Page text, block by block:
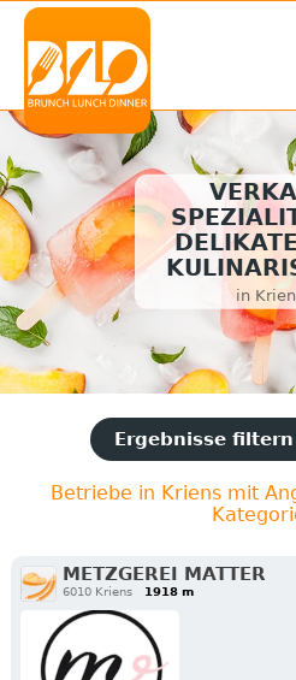
in
Ergebnisse
Betriebe in Kriens mit
METZGEREI MATTER
6010 Kriens 1918 m